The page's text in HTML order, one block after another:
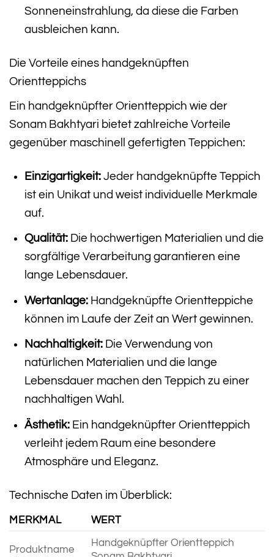
Sonneneinstrahlung, da diese die Farben
ausbleichen kann.
Die Vorteile eines handgeknüpften
Orientteppichs
Ein handgeknüpfter Orientteppich wie der
Sonam Bakhtyari bietet zahlreiche Vorteile
gegenüber maschinell gefertigten Teppichen:
Einzigartigkeit:Jeder handgeknüpfte Teppich
ist ein Unikat und weist individuelle Merkmale
auf.
Qualität:Die hochwertigen Materialien und die
sorgfältige Verarbeitung garantieren eine
lange Lebensdauer.
Wertanlage:Handgeknüpfte Orientteppiche
können im Laufe der Zeit an Wert gewinnen.
Nachhaltigkeit:Die Verwendung von
natürlichen Materialien und die lange
Lebensdauer machen den Teppich zu einer
nachhaltigen Wahl.
Ästhetik:Ein handgeknüpfter Orientteppich
verleiht jedem Raum eine besondere
Atmosphäre und Eleganz.
Technische Daten im Überblick:
MERKMAL WERT
Produktname
Handgeknüpfter Orientteppich